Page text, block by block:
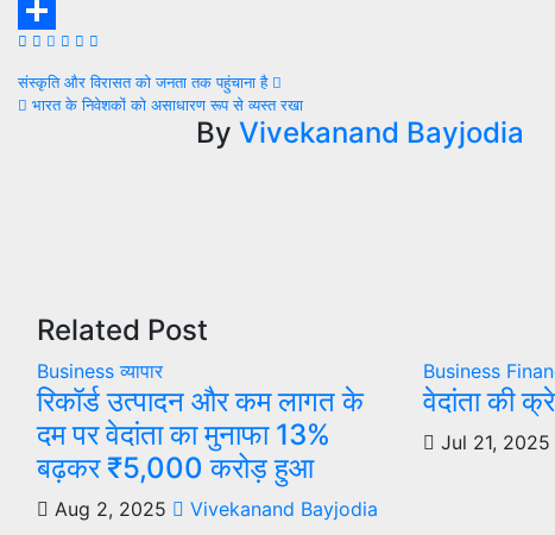
PrintFriendly
Share
Post
navigation
संस्कृति और विरासत को जनता तक पहुंचाना है
भारत के निवेशकों को असाधारण रूप से व्यस्त रखा
By Vivekanand Bayjodia
Related Post
Businessव्यापार
रिकॉर्ड उत्पादन और कम लागत के
दम पर वेदांता का मुनाफा 13%
बढ़कर ₹5,000 करोड़ हुआ
Aug 2, 2025 Vivekanand Bayjodia
Business
वेदांता की
Jul 21, 2025